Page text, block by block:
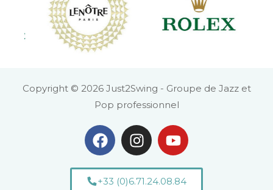
Copyright © 2026 Just2Swing - Groupe de Jazz et
Pop professionnel
+33 (0)6.71.24.08.84